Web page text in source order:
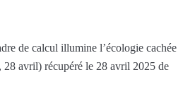
de calcul illumine l’écologie cachée
28 avril) récupéré le 28 avril 2025 de